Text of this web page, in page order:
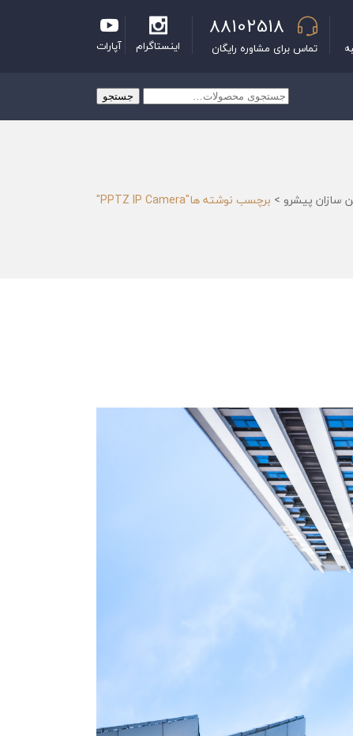
88102518
تماس برای مشاوره رایگان اینستاگرام آپارات
جستجو
برای:
جستجو
سازان پیشرو > برچسب نوشته ها"PPTZ IP Camera"